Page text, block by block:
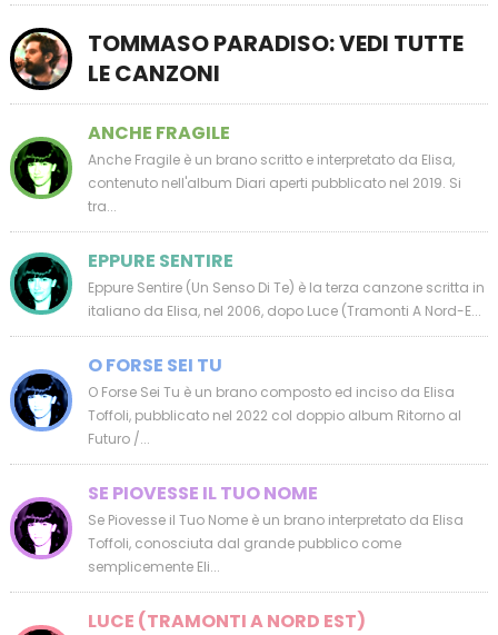
TOMMASO PARADISO: VEDI TUTTE
LE CANZONI
ANCHE FRAGILE
Anche Fragile è un brano scritto e interpretato da Elisa,
contenuto nell'album Diari aperti pubblicato nel 2019. Si
tra...
EPPURE SENTIRE
Eppure Sentire (Un Senso Di Te) è la terza canzone scritta in
italiano da Elisa, nel 2006, dopo Luce (Tramonti A Nord-E...
O FORSE SEI TU
O Forse Sei Tu è un brano composto ed inciso da Elisa
Toffoli, pubblicato nel 2022 col doppio album Ritorno al
Futuro /...
SE PIOVESSE IL TUO NOME
Se Piovesse il Tuo Nome è un brano interpretato da Elisa
Toffoli, conosciuta dal grande pubblico come
semplicemente Eli...
LUCE (TRAMONTI A NORD EST)